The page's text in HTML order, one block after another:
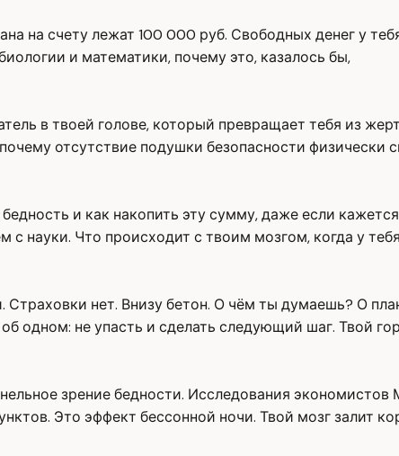
на счету лежат 100 000 руб. Свободных денег у
и математики, почему это, казалось бы,
в твоей голове, который превращает тебя из
отсутствие подушки безопасности физически
и как накопить эту сумму, даже если
с науки. Что происходит с твоим мозгом, когда у
нет. Внизу бетон. О чём ты думаешь? О
одном: не упасть и сделать следующий шаг. Твой
зрение бедности. Исследования
Это эффект бессонной ночи. Твой мозг залит